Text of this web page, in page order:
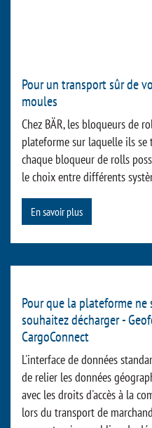
Pour un transport sûr de
moules
Chez BÄR, les bloqueurs de
plateforme sur laquelle ils se
chaque bloqueur de rolls
le choix entre différents
En savoir plus
Pour que la plateforme
souhaitez décharger -
CargoConnect
L'interface de données
de relier les données
avec les droits d'accès à la
lors du transport de